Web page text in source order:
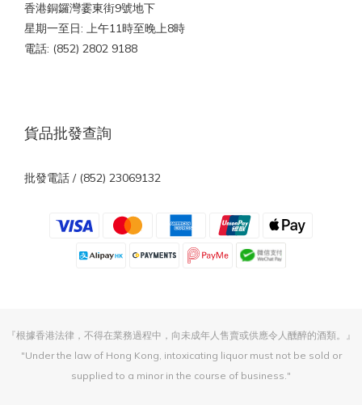
香港銅鑼灣霎東街9號地下
星期一至日: 上午11時至晚上8時
電話: (852) 2802 9188
貨品批發查詢
批發電話 / (852) 23069132
『根據香港法律，不得在業務過程中，向未成年人售賣或供應令人醺醉的酒類。』
"Under the law of Hong Kong, intoxicating liquor must not be sold or
supplied to a minor in the course of business."